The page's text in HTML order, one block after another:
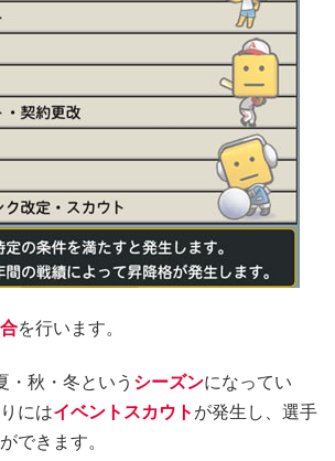
を行います。
・秋・冬という シーズンになってい
にはイベントスカウト が発生し、選手
できます。